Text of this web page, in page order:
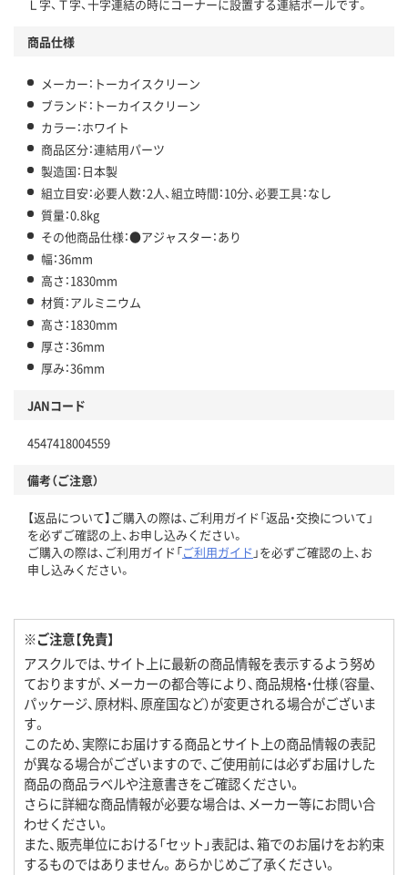
Ｌ字、Ｔ字、十字連結の時にコーナーに設置する連結ポールです。
商品仕様
メーカー：トーカイスクリーン
ブランド：トーカイスクリーン
カラー：ホワイト
商品区分：連結用パーツ
製造国：日本製
組立目安：必要人数：2人、組立時間：10分、必要工具：なし
質量：0.8kg
その他商品仕様：●アジャスター：あり
幅：36mm
高さ：1830mm
材質：アルミニウム
高さ：1830mm
厚さ：36mm
厚み：36mm
JANコード
4547418004559
備考（ご注意）
【返品について】ご購入の際は、ご利用ガイド「返品・交換について」
を必ずご確認の上、お申し込みください。
ご購入の際は、ご利用ガイド「ご利用ガイド 」を必ずご確認の上、お
申し込みください。
※ご注意【免責】
アスクルでは、サイト上に最新の商品情報を表示するよう努め
ておりますが、メーカーの都合等により、商品規格・仕様（容量、
パッケージ、原材料、原産国など）が変更される場合がございま
す。
このため、実際にお届けする商品とサイト上の商品情報の表記
が異なる場合がございますので、ご使用前には必ずお届けした
商品の商品ラベルや注意書きをご確認ください。
さらに詳細な商品情報が必要な場合は、メーカー等にお問い合
わせください。
また、販売単位における「セット」表記は、箱でのお届けをお約束
するものではありません。あらかじめご了承ください。